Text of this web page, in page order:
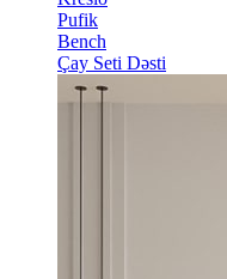
Pufik
Bench
Çay Seti Dəsti